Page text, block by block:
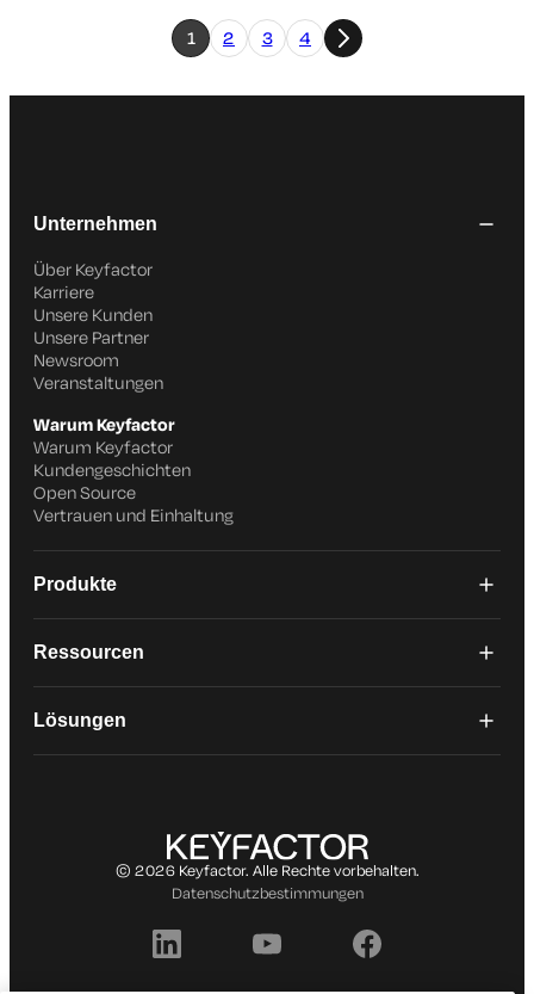
1 2 3 4
Unternehmen
Über Keyfactor
Karriere
Unsere Kunden
Unsere Partner
Newsroom
Veranstaltungen
Warum Keyfactor
Warum Keyfactor
Kundengeschichten
Open Source
Vertrauen und Einhaltung
Produkte
Ressourcen
Lösungen
© 2026 Keyfactor. Alle Rechte vorbehalten.
Datenschutzbestimmungen